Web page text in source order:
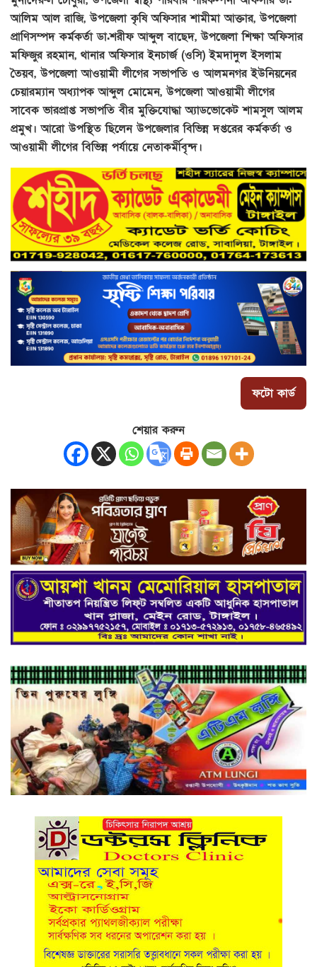
আলিম আল রাজি, উপজেলা কৃষি অফিসার শামীমা আক্তার, উপজেলা
প্রাণিসম্পদ কর্মকর্তা ডা.শরীফ আব্দুল বাছেদ, উপজেলা শিক্ষা অফিসার
মফিজুর রহমান, থানার অফিসার ইনচার্জ (ওসি) ইমদাদুল ইসলাম
তৈয়ব, উপজেলা আওয়ামী লীগের সভাপতি ও আলমনগর ইউনিয়নের
চেয়ারম্যান অধ্যাপক আব্দুল মোমেন, উপজেলা আওয়ামী লীগের
সাবেক ভারপ্রাপ্ত সভাপতি বীর মুক্তিযোদ্ধা অ্যাডভোকেট শামসুল আলম
প্রমুখ। আরো উপস্থিত ছিলেন উপজেলার বিভিন্ন দপ্তরের কর্মকর্তা ও
আওয়ামী লীগের বিভিন্ন পর্যায়ে নেতাকর্মীবৃন্দ।
ফটো কার্ড
শেয়ার করুন